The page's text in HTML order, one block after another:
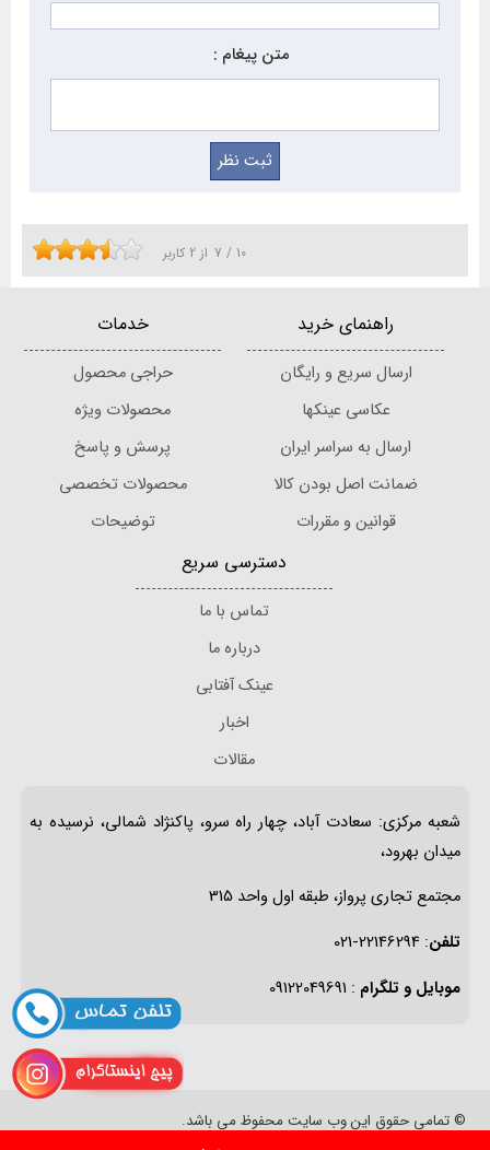
متن پیغام :
7 / 10 از 2 کاربر
راهنمای خرید
ارسال سریع و رایگان
عکاسی عینکها
ارسال به سراسر ایران
ضمانت اصل بودن کالا
قوانین و مقررات
خدمات
حراجی محصول
محصولات ویژه
پرسش و پاسخ
محصولات تخصصی
توضیحات
دسترسی سریع
تماس با ما
درباره ما
عینک آفتابی
اخبار
مقالات
شعبه مرکزی: سعادت آباد، چهار راه سرو، پاکنژاد شمالی، نرسیده به
میدان بهرود،
مجتمع تجاری پرواز، طبقه اول واحد 315
تلفن: 22146294-021
موبایل و تلگرام : 09122049691
© تمامی حقوق این وب سایت محفوظ می باشد.